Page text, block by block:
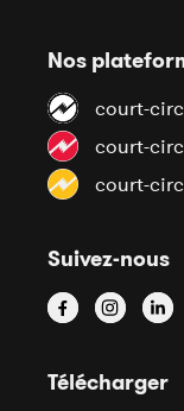
Nos
court-
court-
court-
Suivez-nous
Télécharger